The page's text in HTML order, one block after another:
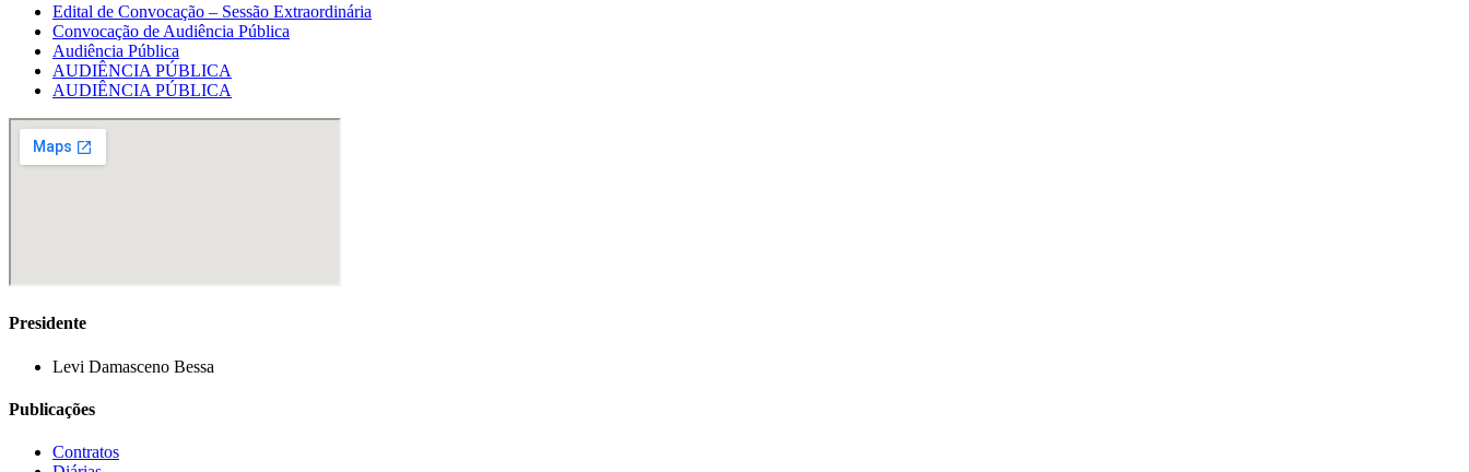
Edital de Convocação – Sessão Extraordinária
Convocação de Audiência Pública
Audiência Pública
AUDIÊNCIA PÚBLICA
AUDIÊNCIA PÚBLICA
Presidente
Levi Damasceno Bessa
Publicações
Contratos